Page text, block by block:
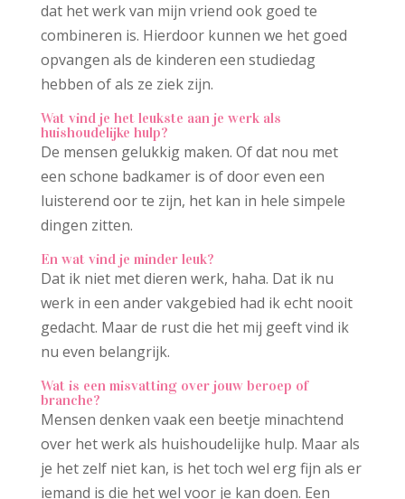
dat het werk van mijn vriend ook goed te
combineren is. Hierdoor kunnen we het goed
opvangen als de kinderen een studiedag
hebben of als ze ziek zijn.
Wat vind je het leukste aan je werk als
huishoudelijke hulp?
De mensen gelukkig maken. Of dat nou met
een schone badkamer is of door even een
luisterend oor te zijn, het kan in hele simpele
dingen zitten.
En wat vind je minder leuk?
Dat ik niet met dieren werk, haha. Dat ik nu
werk in een ander vakgebied had ik echt nooit
gedacht. Maar de rust die het mij geeft vind ik
nu even belangrijk.
Wat is een misvatting over jouw beroep of
branche?
Mensen denken vaak een beetje minachtend
over het werk als huishoudelijke hulp. Maar als
je het zelf niet kan, is het toch wel erg fijn als er
iemand is die het wel voor je kan doen. Een